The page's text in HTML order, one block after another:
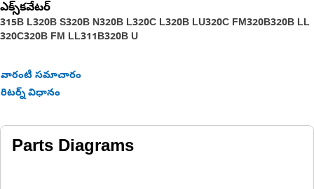
ఎక్స్‌కవేటర్
315B L320B S320B N320B L320C L320B LU320C FM320B320B LL
320C320B FM LL311B320B U
వారంటీ సమాచారం
రిటర్న్ విధానం
Parts Diagrams